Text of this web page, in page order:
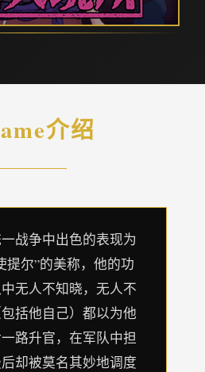
介绍
战争中出色的表现为
提尔”的美称，他的功
无人不知晓，无人不
括他自己）都以为他
路升官，在军队中担
却被莫名其妙地调度